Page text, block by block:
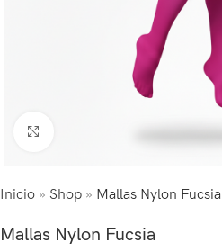
Inicio » Shop » Mallas Nylon Fucsia
Mallas Nylon Fucsia